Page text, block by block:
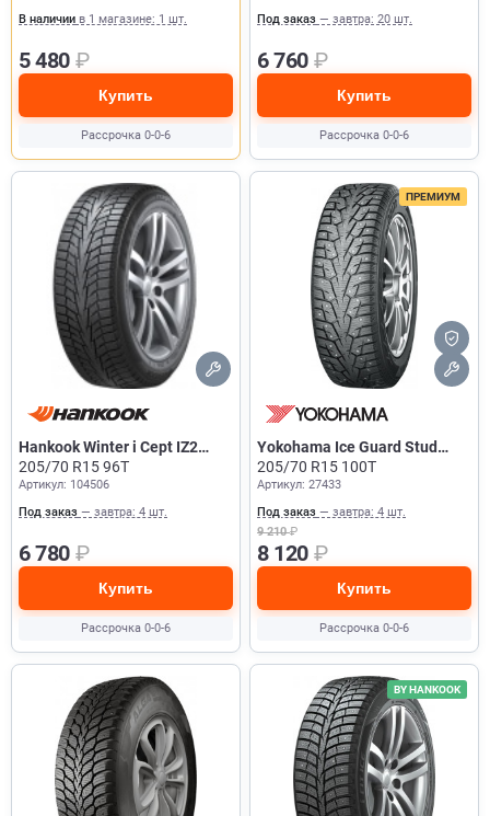
В наличии в 1 магазине: 1 шт.
5 480 ₽
Купить
Рассрочка 0-0-6
Под заказ — завтра: 20 шт.
6 760 ₽
Купить
Рассрочка 0-0-6
Hankook Winter i Cept IZ2
W616
205/70 R15 96T
Артикул: 104506
Под заказ — завтра: 4 шт.
6 780 ₽
Купить
Рассрочка 0-0-6
ПРЕМИУМ
Yokohama Ice Guard Stud
IG55
205/70 R15 100T
Артикул: 27433
Под заказ — завтра: 4 шт.
9 210₽
8 120 ₽
Купить
Рассрочка 0-0-6
BY HANKOOK